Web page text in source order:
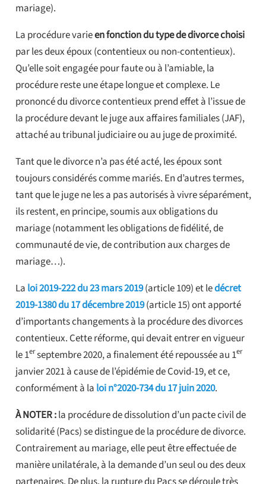
mariage).
La procédure varieen fonction du type de divorce choisi
par les deux époux (contentieux ou non-contentieux).
Qu’elle soit engagée pour faute ou à l’amiable, la
procédure reste une étape longue et complexe. Le
prononcé du divorce contentieux prend effet à l’issue de
la procédure devant le juge aux affaires familiales (JAF),
attaché au tribunal judiciaire ou au juge de proximité.
Tant que le divorce n’a pas été acté, les époux sont
toujours considérés comme mariés. En d’autres termes,
tant que le juge ne les a pas autorisés à vivre séparément,
ils restent, en principe, soumis aux obligations du
mariage (notamment les obligations de fidélité, de
communauté de vie, de contribution aux charges de
mariage…).
La loi 2019-222 du 23 mars 2019(article 109) et ledécret
2019-1380 du 17 décembre 2019(article 15) ont apporté
d’importants changements à la procédure des divorces
contentieux. Cette réforme, qui devait entrer en vigueur
le 1erseptembre 2020, a finalement été repoussée au 1er
janvier 2021 à cause de l’épidémie de Covid-19, et ce,
conformément à la loi n°2020-734 du 17 juin 2020.
À NOTER :la procédure de dissolution d’un pacte civil de
solidarité (Pacs) se distingue de la procédure de divorce.
Contrairement au mariage, elle peut être effectuée de
manière unilatérale, à la demande d’un seul ou des deux